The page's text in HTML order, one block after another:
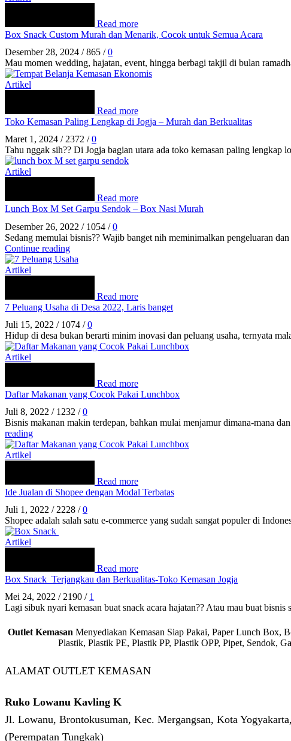
Read more
Box Snack Custom Murah dan Menarik, Cocok untuk Semua Acara
Desember 28, 2024 / 865 / 0
Mau momen wedding, hajatan, event, hingga berbagi takjil di bulan
Artikel
Read more
Toko Kemasan Paling Lengkap di Jogja – Murah dan Berkualitas
Maret 1, 2024 / 2372 / 0
Tahu nggak sih?? Di Jogja bagian utara ada toko kemasan paling
Artikel
Read more
Lunch Box M Set Garpu Sendok – Box Nasi Murah
Desember 26, 2022 / 1054 / 0
Sedang memulai bisnis?? Wajib banget nih meminimalkan pengeluaran
Continue reading
Artikel
Read more
7 Peluang Usaha di Desa 2022, Laris banget
Juli 15, 2022 / 1074 / 0
Hidup di desa bukan berarti minim inovasi dan peluang usaha, ternyata
Artikel
Read more
Daftar Makanan yang Cocok Pakai Lunchbox
Juli 8, 2022 / 1232 / 0
Bisnis makanan makin terdepan, bahkan mulai menjamur dimana-mana
reading
Artikel
Read more
Ide Jualan di Shopee dengan Modal Terbatas
Juli 1, 2022 / 2228 / 0
Shopee adalah salah satu e-commerce yang sudah sangat populer di
Artikel
Read more
Box Snack Terjangkau dan Berkualitas-Toko Kemasan Jogja
Mei 24, 2022 / 2190 / 1
Lagi sibuk nyari kemasan buat snack acara hajatan?? Atau mau buat
Outlet Kemasan Menyediakan Kemasan Siap Pakai, Paper Lunch Box,
Plastik, Plastik PE, Plastik PP, Plastik OPP, Pipet, Sendok,
ALAMAT OUTLET KEMASAN
Ruko Lowanu Kavling K
Jl. Lowanu, Brontokusuman, Kec. Mergangsan, Kota
(Perempatan Tungkak)